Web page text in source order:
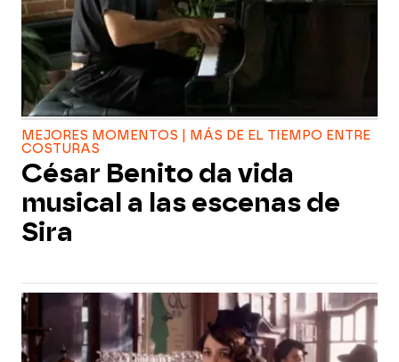
MEJORES MOMENTOS | MÁS DE EL TIEMPO ENTRE
COSTURAS
César Benito da vida
musical a las escenas de
Sira